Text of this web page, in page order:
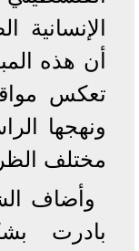
الإنسانية
أن هذه
تعكس
ونهجها
مختلف
وأضاف
بادرت